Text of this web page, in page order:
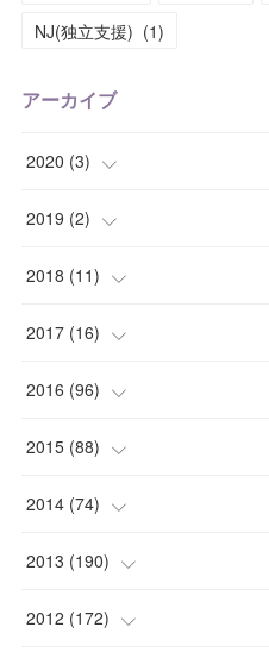
NJ(独立支援) (1)
アーカイブ
2020 (3)
(1
( 1)
(1)
2019 (2)
( 1)
(1)
2018 (11)
(2)
(1)
(1)
(1)
2017 (16)
(1)
(2)
(1)
( 3)
2016 (96)
(2)
(5)
(6)
(3)
2015 (88)
(4)
(7)
(6)
2014 (74)
(9)
(14)
2013 (190)
(17)
2012 (172)